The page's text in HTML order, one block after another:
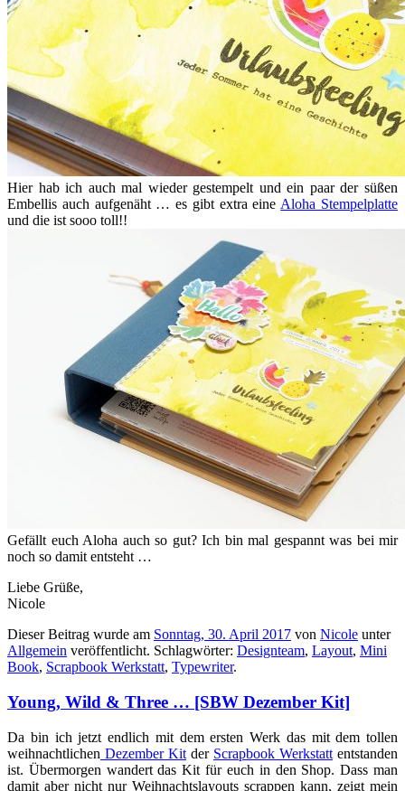
Hier hab ich auch mal wieder gestempelt und ein paar der süßen
Embellis auch aufgenäht … es gibt extra eine Aloha Stempelplatte
und die ist sooo toll!!
Gefällt euch Aloha auch so gut? Ich bin mal gespannt was bei mir
noch so damit entsteht …
Liebe Grüße,
Nicole
Dieser Beitrag wurde am Sonntag, 30. April 2017 von Nicole unter
Allgemein veröffentlicht. Schlagwörter: Designteam, Layout, Mini
Book, Scrapbook Werkstatt, Typewriter.
Young, Wild & Three … [SBW Dezember Kit]
Da bin ich jetzt endlich mit dem ersten Werk das mit dem tollen
weihnachtlichen Dezember Kit der Scrapbook Werkstatt entstanden
ist. Übermorgen wandert das Kit für euch in den Shop. Dass man
damit aber nicht nur Weihnachtslayouts scrappen kann, zeigt mein